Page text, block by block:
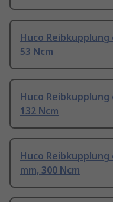
Huco
53 Ncm
Huco
132 Ncm
Huco
mm, 300 Ncm